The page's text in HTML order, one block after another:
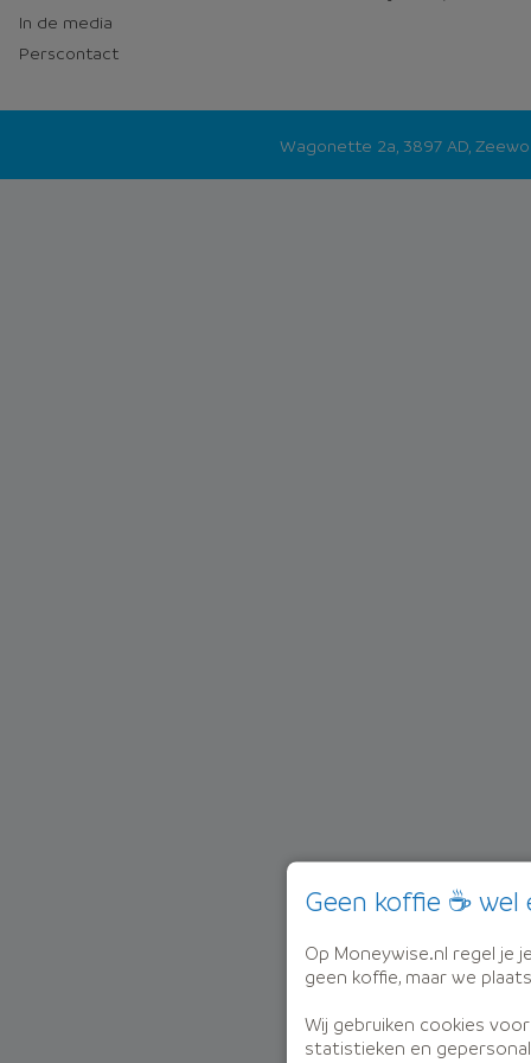
In de media
Perscontact
Wagonette 2a, 3897 AD,
Geen koffie ☕
Op Moneywise.nl regel je
geen koffie, maar we
Wij gebruiken cookies
statistieken en